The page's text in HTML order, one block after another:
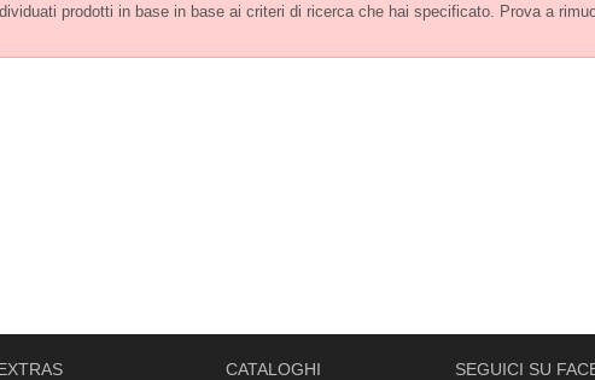
prodotti in base in base ai criteri di ricerca che hai specificato. Prova a
CATALOGHI SEGUICI SU